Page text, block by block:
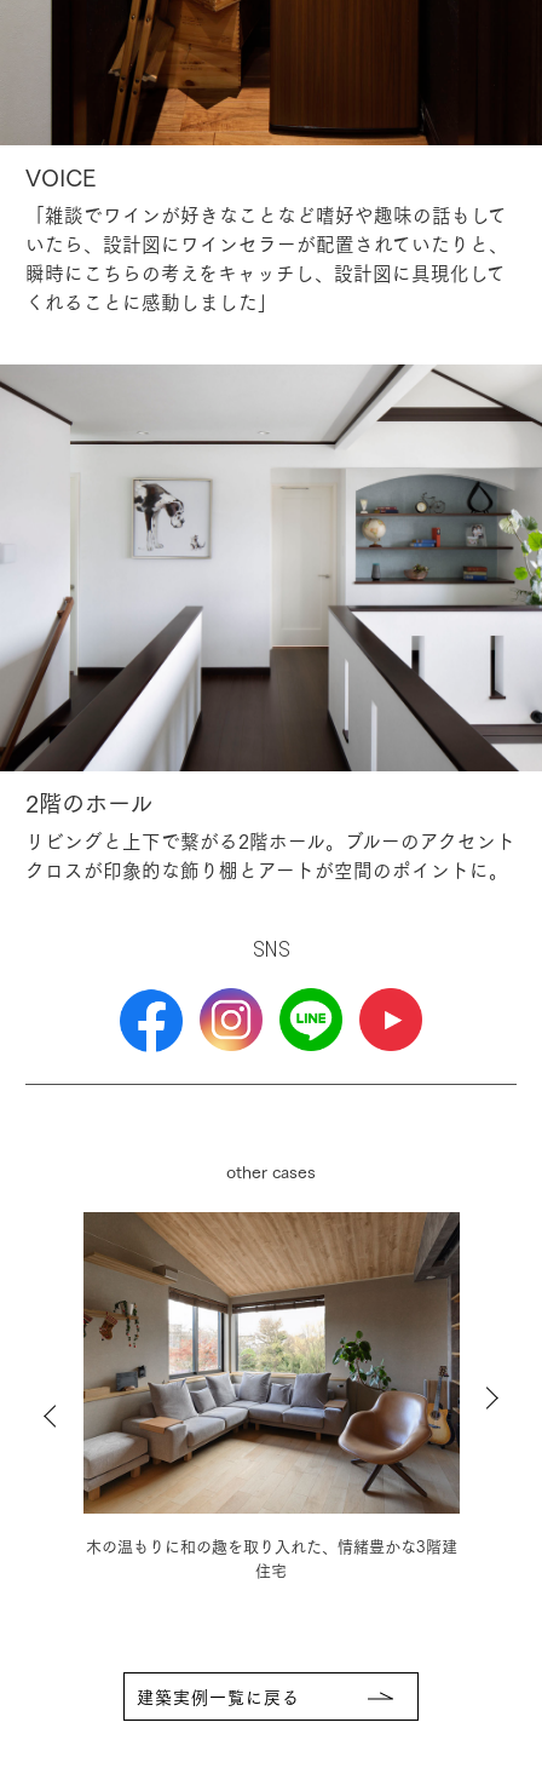
VOICE
「雑談でワインが好きなことなど嗜好や趣味の話もして
いたら、設計図にワインセラーが配置されていたりと、
瞬時にこちらの考えをキャッチし、設計図に具現化して
くれることに感動しました」
2階のホール
リビングと上下で繋がる2階ホール。ブルーのアクセント
クロスが印象的な飾り棚とアートが空間のポイントに。
SNS
other cases
モノトーンの静謐な空間に癒される、こだわりの3階
建住宅
建築実例一覧に戻る